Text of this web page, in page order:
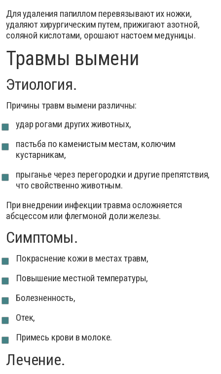
Для удаления папиллом перевязывают их ножки,
удаляют хирургическим путем, прижигают азотной,
соляной кислотами, орошают настоем медуницы.
Травмы вымени
Этиология.
Причины травм вымени различны:
удар рогами других животных,
пастьба по каменистым местам, колючим
кустарникам,
прыганье через перегородки и другие препятствия,
что свойственно животным.
При внедрении инфекции травма осложняется
абсцессом или флегмоной доли железы.
Симптомы.
Покраснение кожи в местах травм,
Повышение местной температуры,
Болезненность,
Отек,
Примесь крови в молоке.
Лечение.